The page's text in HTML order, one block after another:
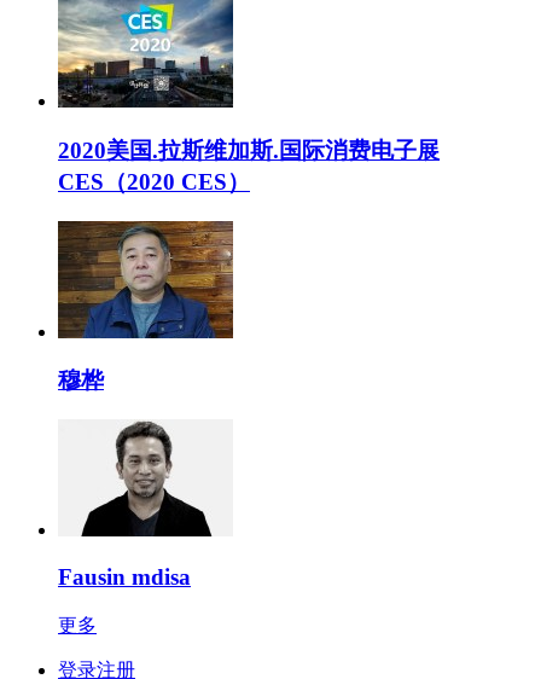
2020美国.拉斯维加斯.国际消费电子展
CES（2020 CES）
穆桦
Fausin mdisa
更多
登录注册